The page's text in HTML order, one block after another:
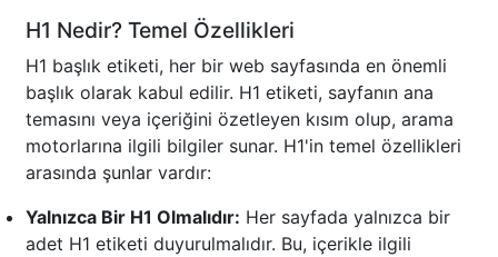
H1 Nedir? Temel Özellikleri
H1 başlık etiketi, her bir web sayfasında en önemli
başlık olarak kabul edilir. H1 etiketi, sayfanın ana
temasını veya içeriğini özetleyen kısım olup, arama
motorlarına ilgili bilgiler sunar. H1'in temel özellikleri
arasında şunlar vardır:
Yalnızca Bir H1 Olmalıdır: Her sayfada yalnızca bir
adet H1 etiketi duyurulmalıdır. Bu, içerikle ilgili